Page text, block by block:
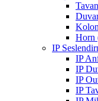
Horn
IP
IP
IP
IP
IP